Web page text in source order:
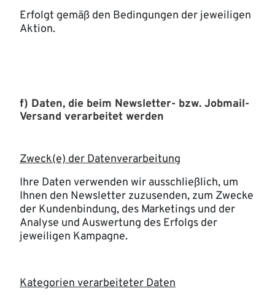
Erfolgt gemäß den Bedingungen der jeweiligen
Aktion.
f) Daten, die beim Newsletter- bzw. Jobmail-
Versand verarbeitet werden
Zweck(e) der Datenverarbeitung
Ihre Daten verwenden wir ausschließlich, um
Ihnen den Newsletter zuzusenden, zum Zwecke
der Kundenbindung, des Marketings und der
Analyse und Auswertung des Erfolgs der
jeweiligen Kampagne.
Kategorien verarbeiteter Daten